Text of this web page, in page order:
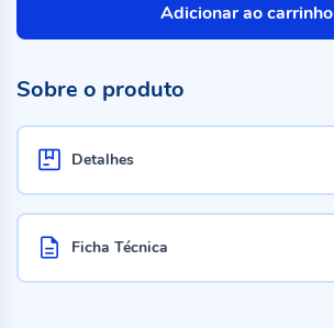
Adicionar ao carrinho
Sobre o produto
Detalhes
Ficha Técnica